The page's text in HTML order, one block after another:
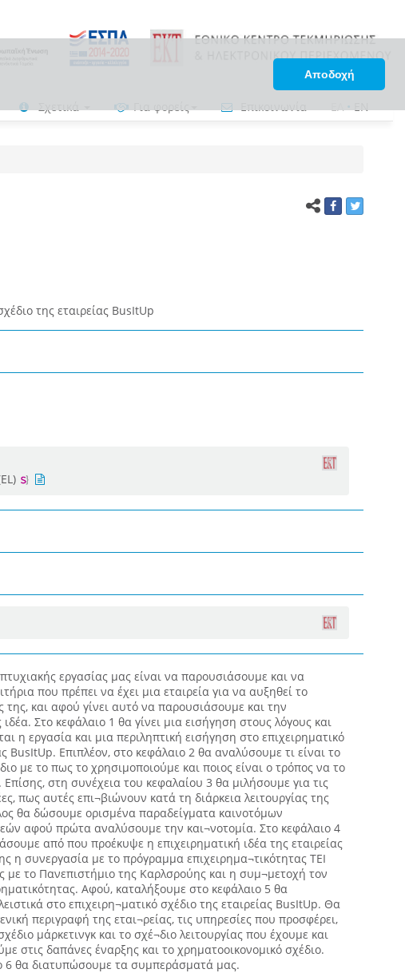
Αποδοχή
Σχετικά Για φορείς Επικοινωνία ΕΛ•EN
της εταιρείας BusItUp
εργασίας μας είναι να παρουσιάσουμε και να
που πρέπει να έχει μια εταιρεία για να αυξηθεί το
της, και αφού γίνει αυτό να παρουσιάσουμε και την
ιδέα. Στο κεφάλαιο 1 θα γίνει μια εισήγηση στους λόγους και
η εργασία και μια περιληπτική εισήγηση στο επιχειρηματικό
BusItUp. Επιπλέον, στο κεφάλαιο 2 θα αναλύσουμε τι είναι το
με το πως το χρησιμοποιούμε και ποιος είναι ο τρόπος να το
στη συνέχεια του κεφαλαίου 3 θα μιλήσουμε για τις
πως αυτές επι¬βιώνουν κατά τη διάρκεια λειτουργίας της
θα δώσουμε ορισμένα παραδείγματα καινοτόμων
αφού πρώτα αναλύσουμε την και¬νοτομία. Στο κεφάλαιο 4
από που προέκυψε η επιχειρηματική ιδέα της εταιρείας
η συνεργασία με το πρόγραμμα επιχειρημα¬τικότητας ΤΕΙ
με το Πανεπιστήμιο της Καρλσρούης και η συμ¬μετοχή τον
Αφού, καταλήξουμε στο κεφάλαιο 5 θα
στο επιχειρη¬ματικό σχέδιο της εταιρείας BusItUp. Θα
περιγραφή της εται¬ρείας, τις υπηρεσίες που προσφέρει,
μάρκετινγκ και το σχέ¬διο λειτουργίας που έχουμε και
στις δαπάνες έναρξης και το χρηματοοικονομικό σχέδιο.
6 θα διατυπώσουμε τα συμπεράσματά μας.